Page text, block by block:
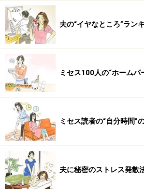
夫の“イヤなところ”ラン
ミセス100人の“ホームパ
ミセス読者の“自分時間”
夫に秘密のストレス発散